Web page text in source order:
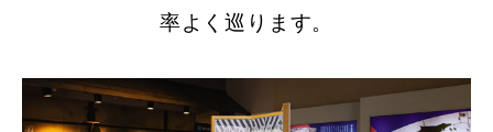
率よく巡ります。